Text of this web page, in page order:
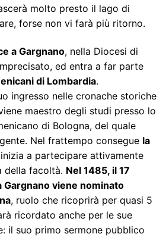
molto presto il lago di
forse non vi farà più ritorno.
a Gargnano, nella Diocesi di
ed entra a far parte
di Lombardia.
ingresso nelle cronache storiche
maestro degli studi presso lo
di Bologna, del quale
Nel frattempo consegue la
a partecipare attivamente
della facoltà. Nel 1485, il 17
Gargnano viene nominato
, ruolo che ricoprirà per quasi 5
ricordato anche per le sue
il suo primo sermone pubblico